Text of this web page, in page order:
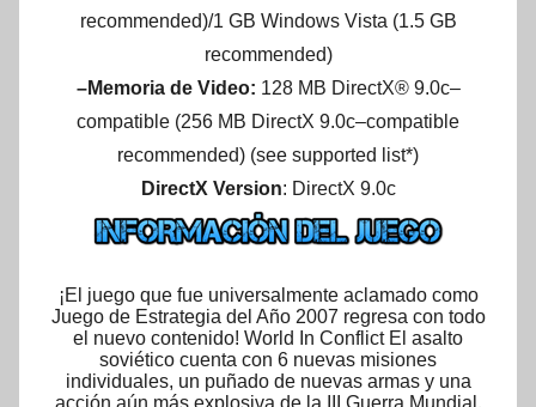
recommended)/1 GB Windows Vista (1.5 GB
recommended)
–Memoria de Video: 128 MB DirectX® 9.0c–
compatible (256 MB DirectX 9.0c–compatible
recommended) (see supported list*)
DirectX Version: DirectX 9.0c
¡El juego que fue universalmente aclamado como
Juego de Estrategia del Año 2007 regresa con todo
el nuevo contenido! World In Conflict El asalto
soviético cuenta con 6 nuevas misiones
individuales, un puñado de nuevas armas y una